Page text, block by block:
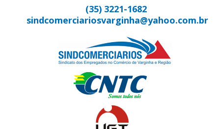
(35) 3221-1682
sindcomerciariosvarginha@yahoo.com.br